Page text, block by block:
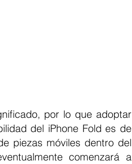
por lo que adoptar
del iPhone Fold es de
piezas móviles dentro del
comenzará a